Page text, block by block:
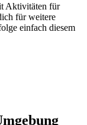
Aktivitäten für
für weitere
einfach diesem